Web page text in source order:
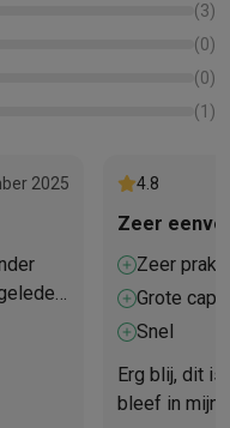
(3)
(0)
(0)
(1 )
2025 4.8
Zeer
Zeer
Grote
Snel
Erg blij, dit
bleef in mijn